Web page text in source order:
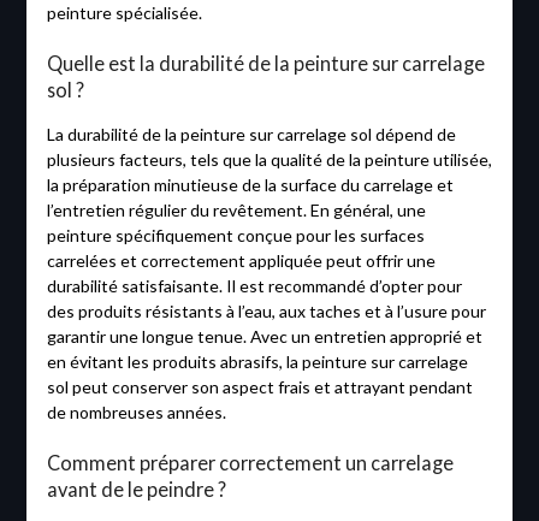
peinture spécialisée.
Quelle est la durabilité de la peinture sur carrelage
sol ?
La durabilité de la peinture sur carrelage sol dépend de
plusieurs facteurs, tels que la qualité de la peinture utilisée,
la préparation minutieuse de la surface du carrelage et
l’entretien régulier du revêtement. En général, une
peinture spécifiquement conçue pour les surfaces
carrelées et correctement appliquée peut offrir une
durabilité satisfaisante. Il est recommandé d’opter pour
des produits résistants à l’eau, aux taches et à l’usure pour
garantir une longue tenue. Avec un entretien approprié et
en évitant les produits abrasifs, la peinture sur carrelage
sol peut conserver son aspect frais et attrayant pendant
de nombreuses années.
Comment préparer correctement un carrelage
avant de le peindre ?